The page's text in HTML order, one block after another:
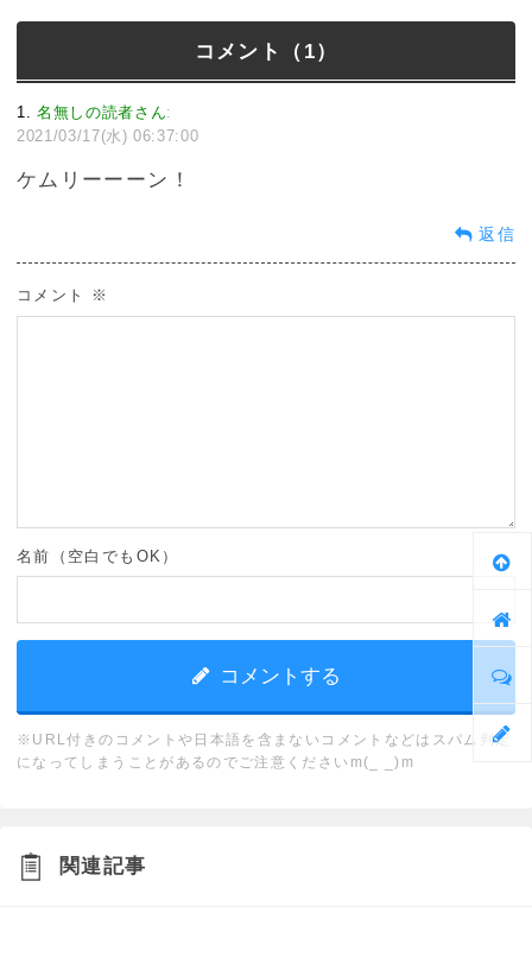
コメント（1）
1 名無しの読者さん:
2021/03/17(水) 06:37:00
ケムリーーーン！
返信
コメント ※
名前（空白でもOK）
※URL付きのコメントや日本語を含まないコメントなどはスパム判定
になってしまうことがあるのでご注意くださいm(_ _)m
関連記事